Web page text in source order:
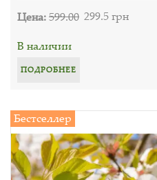
Цена:599.00 299.5 грн
В наличии
ПОДРОБНЕЕ
Бестселлер